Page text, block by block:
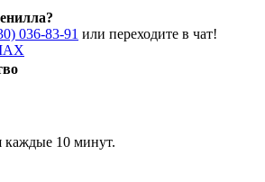
036-83-91 или переходите в чат!
каждые 10 минут.